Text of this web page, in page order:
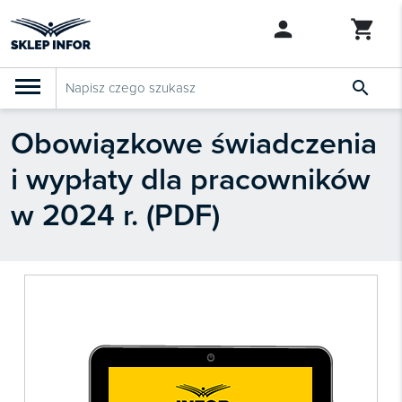
PRODUKTY
SZUKAJ PODOBNYCH PRODUKTÓW 

Klasyfikacja budżetowa 2027
Szkolenia
Abonamenty
Bestsellery 
Obowiązkowe świadczenia
i wypłaty dla pracowników
w 2024 r. (PDF)